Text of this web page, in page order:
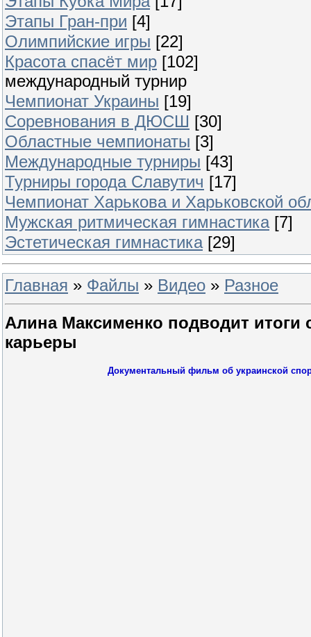
Этапы Гран-при [4]
Олимпийские игры [22]
Красота спасёт мир [102]
международный турнир
Чемпионат Украины [19]
Соревнования в ДЮСШ [30]
Областные чемпионаты [3]
Международные турниры [43]
Турниры города Славутич [17]
Чемпионат Харькова и Харьковской
Мужская ритмическая гимнастика [7]
Эстетическая гимнастика [29]
Главная » Файлы » Видео » Разное
Алина Максименко подводит итоги
карьеры
Документальный фильм об украинской